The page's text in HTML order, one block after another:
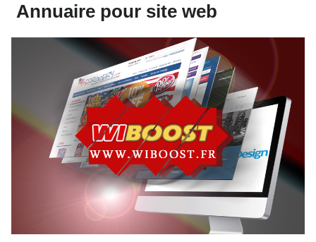
Annuaire pour site web